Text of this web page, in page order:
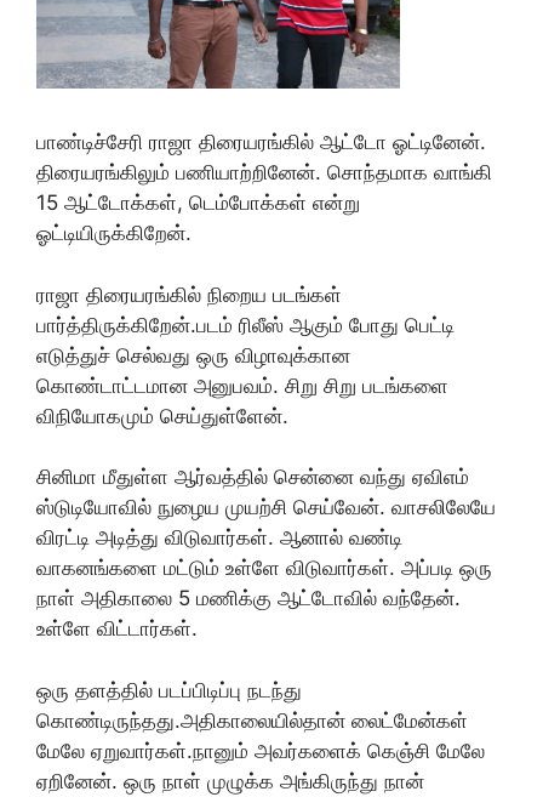
பாண்டிச்சேரி ராஜா திரையரங்கில் ஆட்டோ ஓட்டினேன்.
திரையரங்கிலும் பணியாற்றினேன். சொந்தமாக வாங்கி
15 ஆட்டோக்கள், டெம்போக்கள் என்று
ஓட்டியிருக்கிறேன்.
ராஜா திரையரங்கில் நிறைய படங்கள்
பார்த்திருக்கிறேன்.படம் ரிலீஸ் ஆகும் போது பெட்டி
எடுத்துச் செல்வது ஒரு விழாவுக்கான
கொண்டாட்டமான அனுபவம். சிறு சிறு படங்களை
விநியோகமும் செய்துள்ளேன்.
சினிமா மீதுள்ள ஆர்வத்தில் சென்னை வந்து ஏவிஎம்
ஸ்டுடியோவில் நுழைய முயற்சி செய்வேன். வாசலிலேயே
விரட்டி அடித்து விடுவார்கள். ஆனால் வண்டி
வாகனங்களை மட்டும் உள்ளே விடுவார்கள். அப்படி ஒரு
நாள் அதிகாலை 5 மணிக்கு ஆட்டோவில் வந்தேன்.
உள்ளே விட்டார்கள்.
ஒரு தளத்தில் படப்பிடிப்பு நடந்து
கொண்டிருந்தது.அதிகாலையில்தான் லைட்மேன்கள்
மேலே ஏறுவார்கள்.நானும் அவர்களைக் கெஞ்சி மேலே
ஏறினேன். ஒரு நாள் முழுக்க அங்கிருந்து நான்